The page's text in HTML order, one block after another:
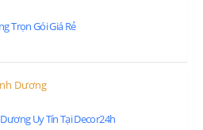
Trọn Gói Giá Rẻ
Uy Tín Tại Decor24h